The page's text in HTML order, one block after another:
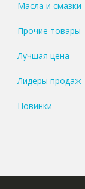
Масла и смазки
Прочие товары
Лучшая цена
Лидеры продаж
Новинки